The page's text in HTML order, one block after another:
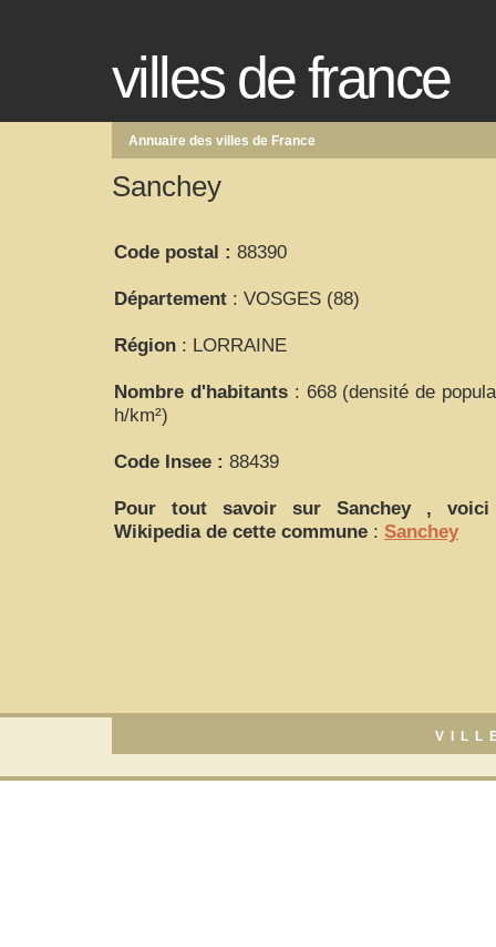
villes de france
Annuaire des villes de France
Sanchey
Code postal : 88390
Département : VOSGES (88)
Région : LORRAINE
Nombre d'habitants: 668 (densité de
h/km²)
Code Insee : 88439
Pour tout savoir sur Sanchey, voici
Wikipedia de cette commune : Sanchey